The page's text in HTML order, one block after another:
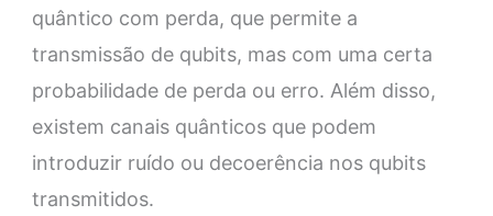
quântico com perda, que permite a
transmissão de qubits, mas com uma certa
probabilidade de perda ou erro. Além disso,
existem canais quânticos que podem
introduzir ruído ou decoerência nos qubits
transmitidos.